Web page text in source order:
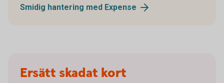
Smidig hantering med Expense
Ersätt skadat kort